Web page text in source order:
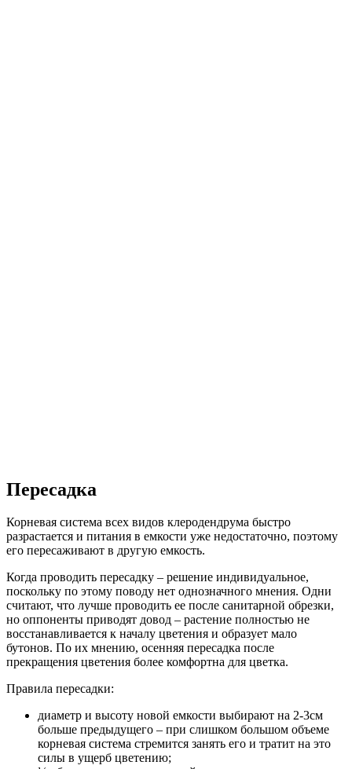
Пересадка
Корневая система всех видов клеродендрума быстро
разрастается и питания в емкости уже недостаточно, поэтому
его пересаживают в другую емкость.
Когда проводить пересадку – решение индивидуальное,
поскольку по этому поводу нет однозначного мнения. Одни
считают, что лучше проводить ее после санитарной обрезки,
но оппоненты приводят довод – растение полностью не
восстанавливается к началу цветения и образует мало
бутонов. По их мнению, осенняя пересадка после
прекращения цветения более комфортна для цветка.
Правила пересадки:
диаметр и высоту новой емкости выбирают на 2-3см
больше предыдущего – при слишком большом объеме
корневая система стремится занять его и тратит на это
силы в ущерб цветению;